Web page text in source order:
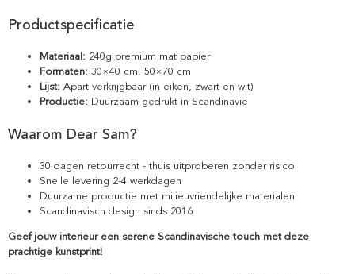
Productspecificatie
Materiaal: 240g premium mat papier
Formaten: 30×40 cm, 50×70 cm
Lijst: Apart verkrijgbaar (in eiken, zwart en wit)
Productie: Duurzaam gedrukt in Scandinavië
Waarom Dear Sam?
30 dagen retourrecht - thuis uitproberen zonder risico
Snelle levering 2-4 werkdagen
Duurzame productie met milieuvriendelijke materialen
Scandinavisch design sinds 2016
Geef jouw interieur een serene Scandinavische touch met deze
prachtige kunstprint!